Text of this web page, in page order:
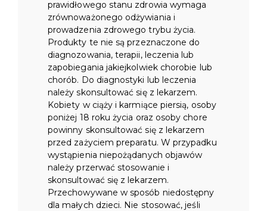
prawidłowego stanu zdrowia wymaga
zrównoważonego odżywiania i
prowadzenia zdrowego trybu życia.
Produkty te nie są przeznaczone do
diagnozowania, terapii, leczenia lub
zapobiegania jakiejkolwiek chorobie lub
chorób. Do diagnostyki lub leczenia
należy skonsultować się z lekarzem.
Kobiety w ciąży i karmiące piersią, osoby
poniżej 18 roku życia oraz osoby chore
powinny skonsultować się z lekarzem
przed zażyciem preparatu. W przypadku
wystąpienia niepożądanych objawów
należy przerwać stosowanie i
skonsultować się z lekarzem.
Przechowywane w sposób niedostępny
dla małych dzieci. Nie stosować, jeśli